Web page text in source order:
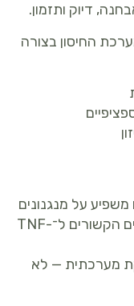
דיוק ותזמון.
החיסון בצורה
משפיע על מנגנונים
מרכזיים בדלקת כרונית, כולל מסלולים הקשורים ל־TNF-
מערכתית — לא